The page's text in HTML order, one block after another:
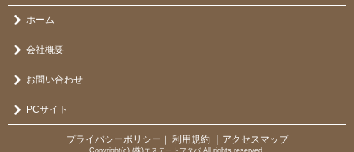
ホーム
会社概要
お問い合わせ
PCサイト
プライバシーポリシー ｜ 利用規約 ｜アクセスマップ
Copyright(c) (株)エステートフタバ All rights reserved.